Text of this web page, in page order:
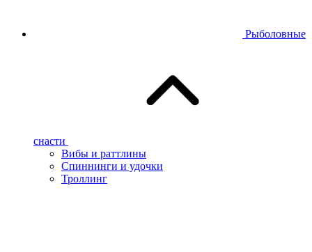
Рыболовные
снасти
Вибы и раттлины
Спиннинги и удочки
Троллинг